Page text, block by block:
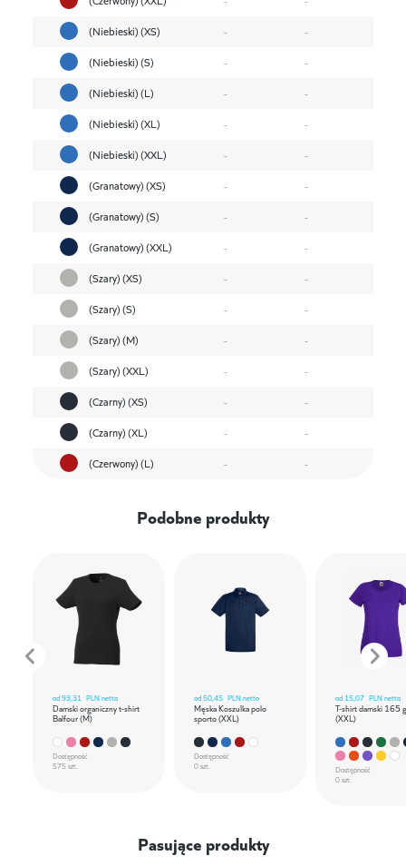
(Niebieski) (XS)
-
-
(Niebieski) (S)
-
-
(Niebieski) (L)
-
-
(Niebieski) (XL)
-
-
(Niebieski) (XXL)
-
-
(Granatowy) (XS)
-
-
(Granatowy) (S)
-
-
(Granatowy) (XXL)
-
-
(Szary) (XS)
-
-
(Szary) (S)
-
-
(Szary) (M)
-
-
(Szary) (XXL)
-
-
(Czarny) (XS)
-
-
(Czarny) (XL)
-
-
(Czerwony) (L)
- -
Podobne produkty
od93,31 PLN netto
Damski organiczny t-shirt
Balfour (M)
Dostępność
575 szt.
od50,45 PLN netto
Męska Koszulka polo
sporto (XXL)
Dostępność
0 szt.
od 15,07 PLN netto
T-shirt damski 165
(XXL)
Dostępność
0 szt.
Pasujące produkty